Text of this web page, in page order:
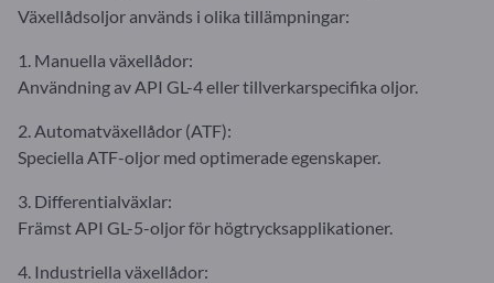
Växellådsoljor används i olika tillämpningar:
1. Manuella växellådor:
Användning av API GL-4 eller tillverkarspecifika oljor.
2. Automatväxellådor (ATF):
Speciella ATF-oljor med optimerade egenskaper.
3. Differentialväxlar:
Främst API GL-5-oljor för högtrycksapplikationer.
4. Industriella växellådor: